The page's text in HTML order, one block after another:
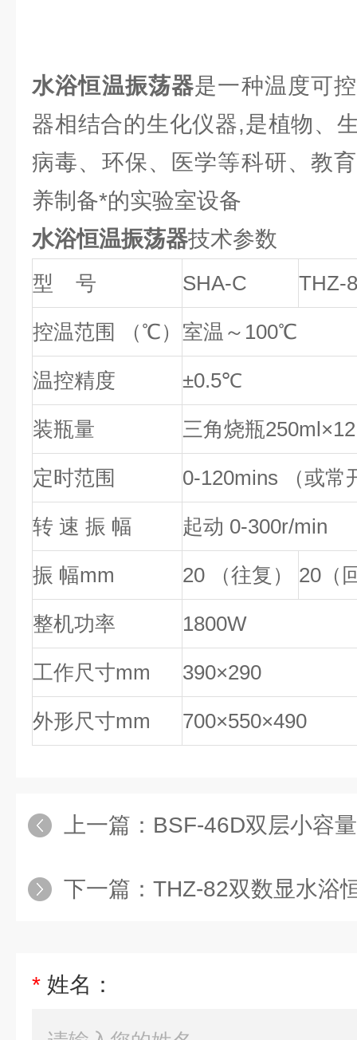
水浴恒温振荡器是一种温度可
器相结合的生化仪器,是植物、
病毒、环保、医学等科研、教
养制备*的实验室设备
水浴恒温振荡器技术参数
型 号 SHA-C THZ-
控温范围 （℃） 室温～100℃
温控精度 ±0.5℃
装瓶量 三角烧瓶
定时范围 0-120mins （或常
转 速 振 幅 起动 0-300r/min
振 幅mm 20 （往复） 20（
整机功率 1800W
工作尺寸mm 390×290
外形尺寸mm 700×550×490
上一篇： BSF-46D双层小容
下一篇： THZ-82双数显水浴恒温振荡
* 姓名：